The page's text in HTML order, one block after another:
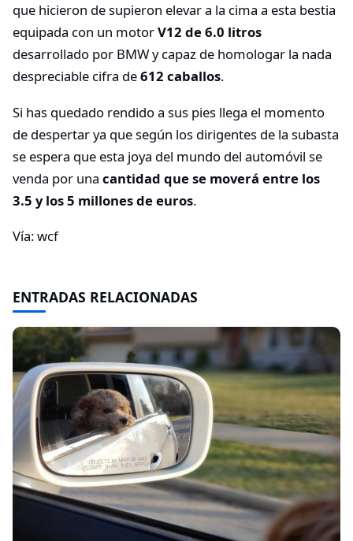
que hicieron de supieron elevar a la cima a esta bestia
equipada con un motorV12 de 6.0 litros
desarrollado por BMW y capaz de homologar la nada
despreciable cifra de612 caballos.
Si has quedado rendido a sus pies llega el momento
de despertar ya que según los dirigentes de la subasta
se espera que esta joya del mundo del automóvil se
venda por una cantidad que se moverá entre los
3.5 y los 5 millones de euros.
Vía: wcf
ENTRADAS RELACIONADAS